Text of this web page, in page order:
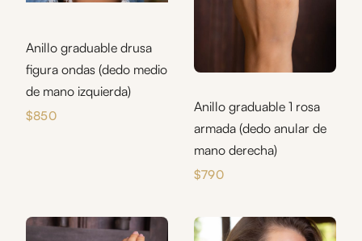
Anillo graduable drusa
figura ondas (dedo medio
de mano izquierda)
$850
Anillo graduable 1 rosa
armada (dedo anular de
mano derecha)
$790